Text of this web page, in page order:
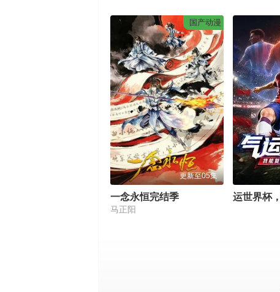
国产动漫
更新至05集
​一念永恒完结季​
马正阳